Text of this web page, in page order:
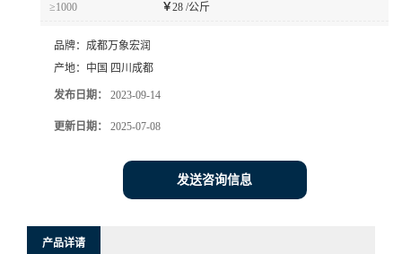
≥1000 ￥28 /公斤
品牌： 成都万象宏润
产地： 中国 四川成都
发布日期： 2023-09-14
更新日期： 2025-07-08
发送咨询信息
产品详请